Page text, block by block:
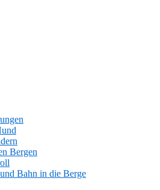
Bergen
Bahn in die Berge